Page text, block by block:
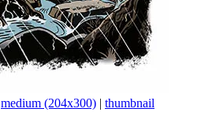
medium (204x300) | thumbnail